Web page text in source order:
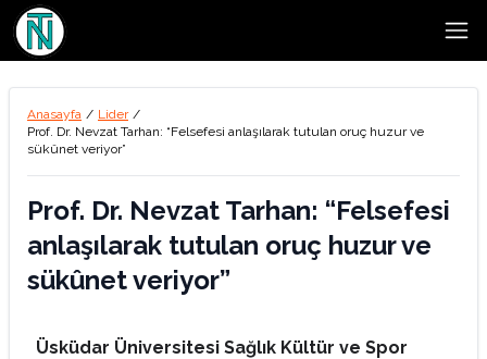
Anasayfa / Lider /
Prof. Dr. Nevzat Tarhan: “Felsefesi anlaşılarak tutulan oruç huzur ve
sükûnet veriyor”
Prof. Dr. Nevzat Tarhan: “Felsefesi
anlaşılarak tutulan oruç huzur ve
sükûnet veriyor”
Üsküdar Üniversitesi Sağlık Kültür ve Spor